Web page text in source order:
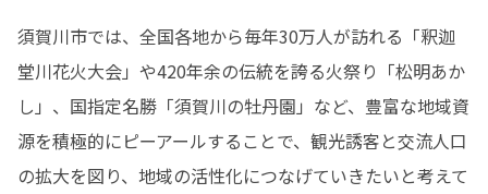
須賀川市では、全国各地から毎年30万人が訪れる「釈迦
堂川花火大会」や420年余の伝統を誇る火祭り「松明あか
し」、国指定名勝「須賀川の牡丹園」など、豊富な地域資
源を積極的にピーアールすることで、観光誘客と交流人口
の拡大を図り、地域の活性化につなげていきたいと考えて